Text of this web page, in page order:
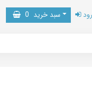
سبد خرید 0